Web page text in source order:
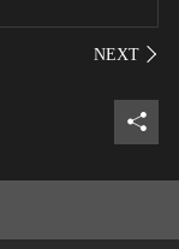
シェ